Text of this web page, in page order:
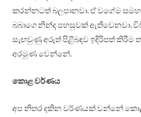
කරන්නටත් බලපානවා. ඒ වගේම
බබාගෙ නින්ද පහසුවක් ඇතිවෙනවා.
සැඟවුණු අරුත් පිළිබඳව ඉදිරිපත් කිරීම
අරමුණ වෙන්නේ.
කොළ වර්ණය
අප නිතර දකින වර්ණයක් වන්නේ